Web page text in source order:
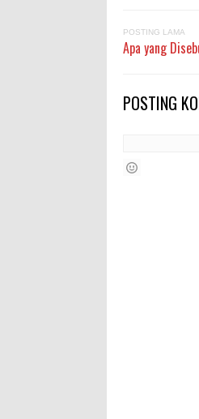
POSTING LAMA
Apa yang
POSTING